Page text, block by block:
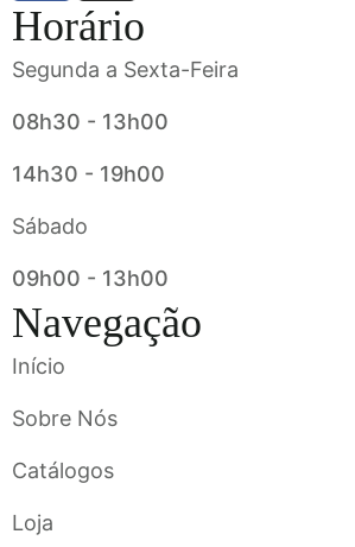
Horário
Segunda a Sexta-Feira
08h30 - 13h00
14h30 - 19h00
Sábado
09h00 - 13h00
Navegação
Início
Sobre Nós
Catálogos
Loja